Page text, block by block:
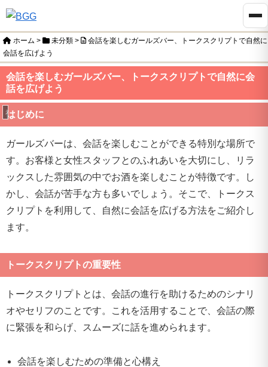
ホーム > 未分類 >
会話を楽しむガールズバー、トークスクリプトで自然に
会話を広げよう
会話を楽しむガールズバー、トークスクリプトで自然に会
話を広げよう
未分類
はじめに
ガールズバーは、会話を楽しむことができる特別な場所で
す。お客様と女性スタッフとのふれあいを大切にし、リラ
ックスした雰囲気の中でお酒を楽しむことが特徴です。し
かし、会話が苦手な方も多いでしょう。そこで、トークス
クリプトを利用して、自然に会話を広げる方法をご紹介し
ます。
トークスクリプトの重要性
トークスクリプトとは、会話の進行を助けるためのシナリ
オやセリフのことです。これを活用することで、会話の際
に緊張を和らげ、スムーズに話を進められます。
会話を楽しむための準備と心構え